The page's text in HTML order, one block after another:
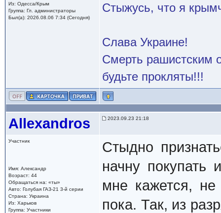
Из: Одесса/Крым
Группа: Гл. администраторы
Был(а): 2026.08.06 7:34 (Сегодня)
Стыжусь, что я
Слава Украине!
Смерть рашистским
будьте прокляты!!!
Allexandros 2023.09.23 21:18
Участник
Имя: Александр
Возраст: 44
Обращаться на: «ты»
Авто: Голубая ГАЗ-21 3-й серии
Страна: Украина
Из: Харьков
Группа: Участники
Стыдно
начну покупать
мне кажется,
пока. Так, из